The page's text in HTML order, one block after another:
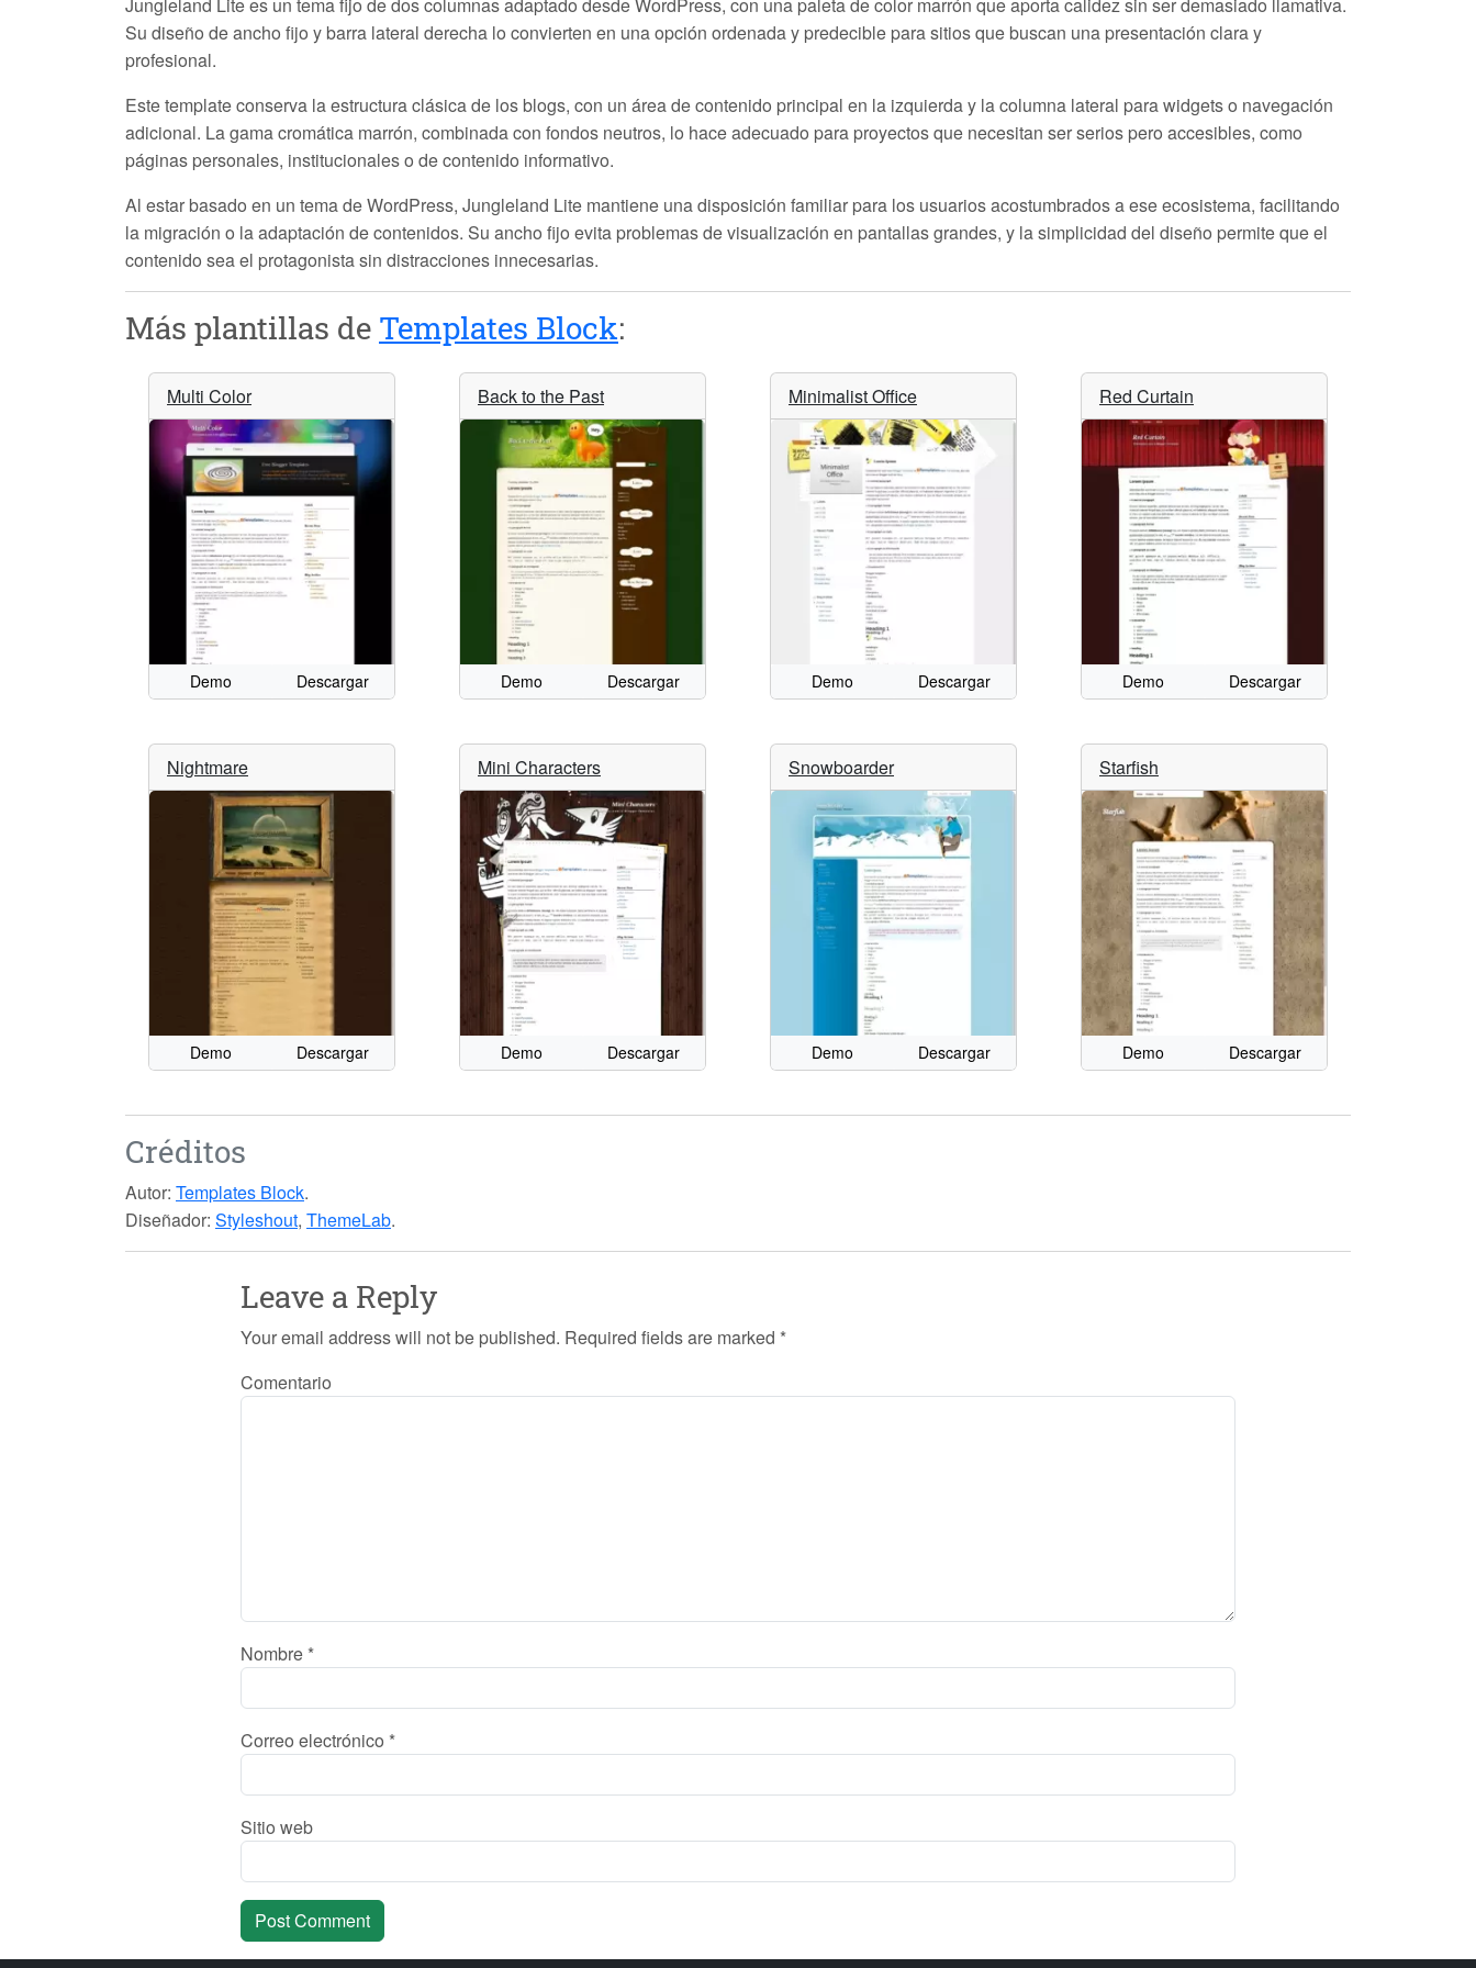
Jungleland Lite es un tema fijo de dos columnas adaptado desde WordPress, con una paleta de color marrón que aporta calidez sin ser demasiado llamativa.
Su diseño de ancho fijo y barra lateral derecha lo convierten en una opción ordenada y predecible para sitios que buscan una presentación clara y
profesional.
Este template conserva la estructura clásica de los blogs, con un área de contenido principal en la izquierda y la columna lateral para widgets o navegación
adicional. La gama cromática marrón, combinada con fondos neutros, lo hace adecuado para proyectos que necesitan ser serios pero accesibles, como
páginas personales, institucionales o de contenido informativo.
Al estar basado en un tema de WordPress, Jungleland Lite mantiene una disposición familiar para los usuarios acostumbrados a ese ecosistema, facilitando
la migración o la adaptación de contenidos. Su ancho fijo evita problemas de visualización en pantallas grandes, y la simplicidad del diseño permite que el
contenido sea el protagonista sin distracciones innecesarias.
Más plantillas de Templates Block:
Multi Color
Demo Descargar
Back to the Past
Demo Descargar
Minimalist Office
Demo Descargar
Red Curtain
Demo Descargar
Nightmare
Demo Descargar
Mini Characters
Demo Descargar
Snowboarder
Demo Descargar
Starfish
Demo Descargar
Créditos
Autor: Templates Block.
Diseñador: Styleshout, ThemeLab.
Leave a Reply
Your email address will not be published. Required fields are marked *
Comentario
Nombre *
Correo electrónico *
Sitio web